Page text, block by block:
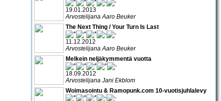
19.01.2013
Arvostelijana Aaro Beuker
The Next Thing / Your Turn Is Last
11.12.2012
Arvostelijana Aaro Beuker
Melkein neljäkymmentä vuotta
18.09.2012
Arvostelijana Jani Ekblom
Woimasointu & Ramopunk.com 10-vuotisjuhlalevy